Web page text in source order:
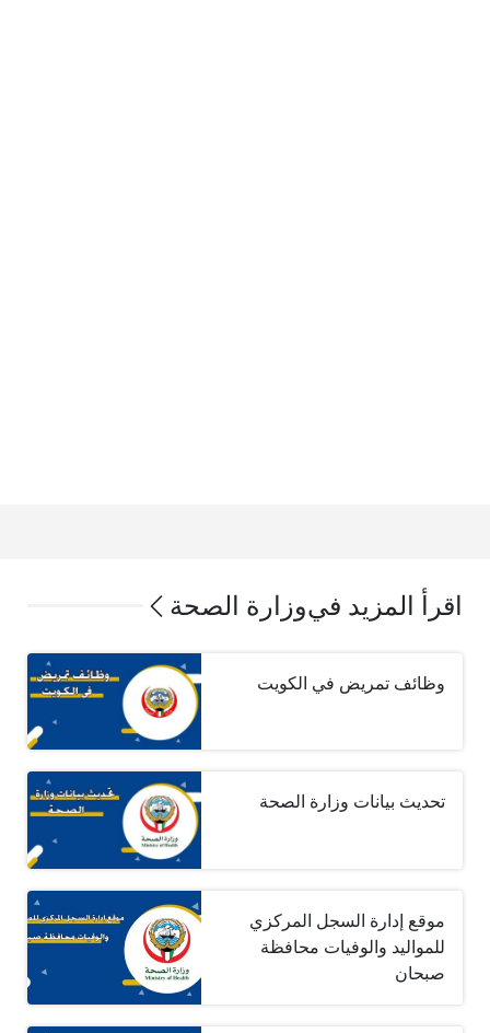
اقرأ المزيد فيوزارة الصحة
وظائف تمريض في الكويت
تحديث بيانات وزارة الصحة
موقع إدارة السجل المركزي
للمواليد والوفيات محافظة
صبحان